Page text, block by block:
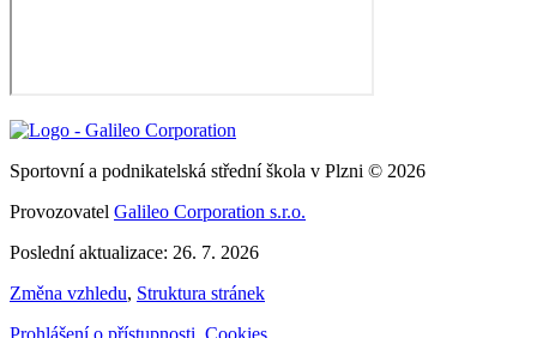
Sportovní a podnikatelská střední škola v Plzni © 2026
Provozovatel Galileo Corporation s.r.o.
Poslední aktualizace: 26. 7. 2026
Změna vzhledu, Struktura stránek